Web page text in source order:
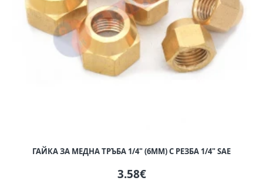
ГАЙКА ЗА МЕДНА ТРЪБА 1/4" (6ММ) С РЕЗБА 1/4" SAE
3.58€